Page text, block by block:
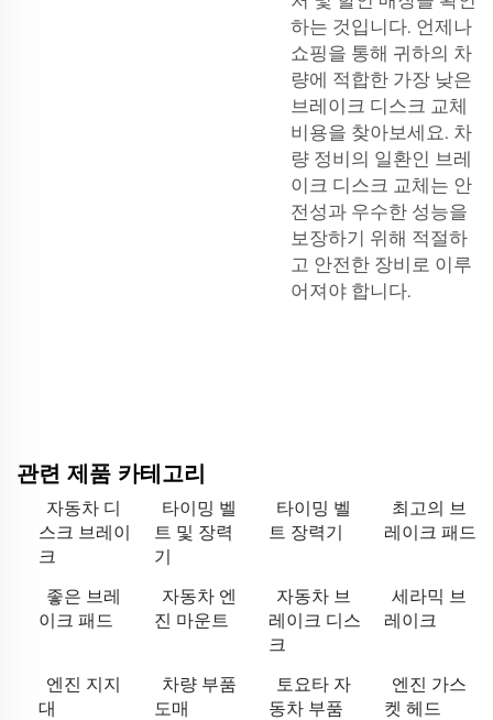
하는 것입니다. 언제나
쇼핑을 통해 귀하의 차
량에 적합한 가장 낮은
브레이크 디스크 교체
비용을 찾아보세요. 차
량 정비의 일환인 브레
이크 디스크 교체는 안
전성과 우수한 성능을
보장하기 위해 적절하
고 안전한 장비로 이루
어져야 합니다.
관련 제품 카테고리
자동차 디
스크 브레이
크
타이밍 벨
트 및 장력
기
타이밍 벨
트 장력기
최고의 브
레이크 패드
좋은 브레
이크 패드
자동차 엔
진 마운트
자동차 브
레이크 디스
크
세라믹 브
레이크
엔진 지지
대
차량 부품
도매
토요타 자
동차 부품
엔진 가스
켓 헤드